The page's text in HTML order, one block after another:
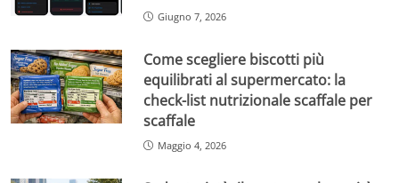
Giugno 7, 2026
Come scegliere biscotti più
equilibrati al supermercato: la
check-list nutrizionale scaffale per
scaffale
Maggio 4, 2026